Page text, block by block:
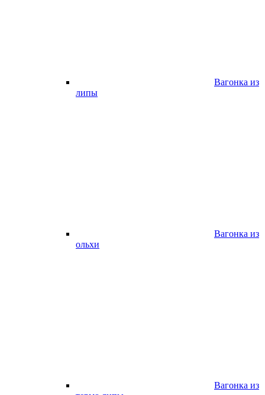
Вагонка из
липы
Вагонка из
ольхи
Вагонка из